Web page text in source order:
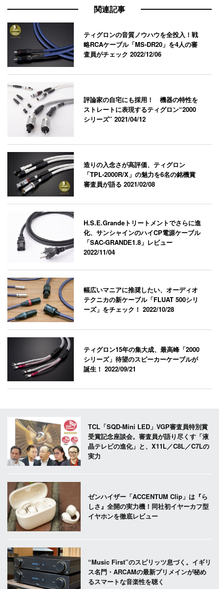
関連記事
ティグロンの音質ノウハウを全投入！戦
略RCAケーブル「MS-DR20」を4人の審
査員がチェック2022/12/06
評論家の自宅にも採用！ 機器の特性を
ストレートに表現するティグロン“2000
シリーズ”2021/04/12
造りの入念さが高評価、ティグロン
「TPL-2000R/X」の魅力を6名の銘機賞
審査員が語る2021/02/08
H.S.E.Grandeトリートメントでさらに進
化、サンシャインのハイCP電源ケーブル
「SAC-GRANDE1.8」レビュー
2022/11/04
幅広いマニアに推奨したい、オーディオ
テクニカの新ケーブル「FLUAT 500シリ
ーズ」をチェック！2022/10/28
ティグロン15年の集大成、最高峰「2000
シリーズ」待望のスピーカーケーブルが
誕生！2022/09/21
TCL「SQD-Mini LED」VGP審査員特別賞
受賞記念座談会。審査員が語り尽くす「液
晶テレビの進化」と、X11L／C8L／C7Lの
実力
ゼンハイザー「ACCENTUM Clip」は『ら
しさ』全開の実力機！同社初イヤーカフ型
イヤホンを徹底レビュー
“Music First”のスピリッツ息づく。イギリ
ス名門・ARCAMの最新プリメインが秘め
るスマートな音楽性を聴く